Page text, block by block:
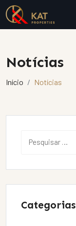
Notícias
Início Notícias
Categorias